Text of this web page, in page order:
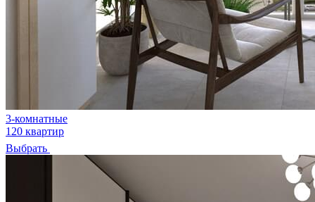
3-комнатные
120 квартир
Выбрать